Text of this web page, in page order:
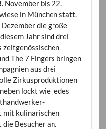
November bis 22.
in München statt.
die große
Jahr sind drei
zeitgenössischen
The 7 Fingers bringen
aus drei
Zirkusproduktionen
lockt wie jedes
mit kulinarischen
Besucher an.